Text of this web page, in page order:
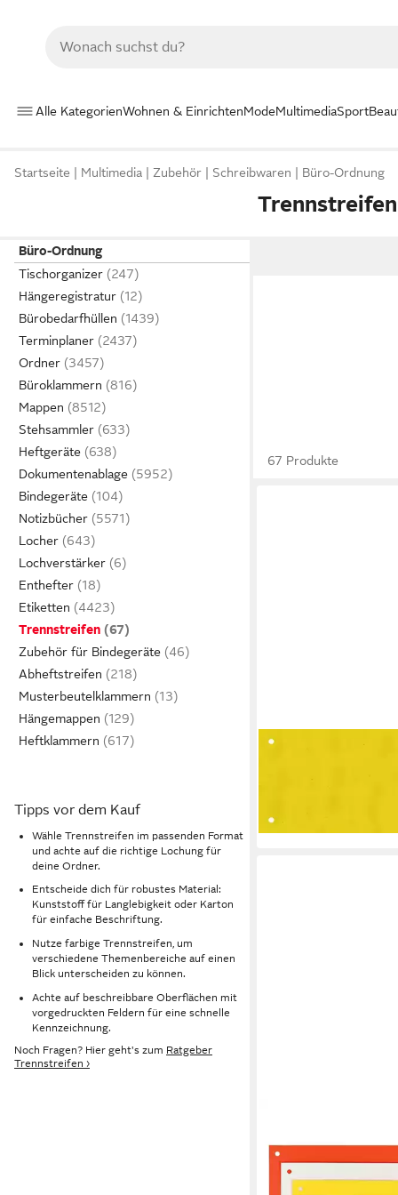
Alle KategorienWohnen & EinrichtenModeMultimediaSport
Startseite Multimedia Zubehör Schreibwaren Büro-Ordnung
Trennstreifen
Büro-Ordnung
Tischorganizer
Hängeregistratur
Bürobedarfhüllen
Terminplaner
Ordner
Büroklammern
Mappen
Stehsammler
Heftgeräte
Dokumentenablage
Bindegeräte
Notizbücher
Locher
Lochverstärker
Enthefter
Etiketten
Trennstreifen
Zubehör für Bindegeräte
Abheftstreifen
Musterbeutelklammern
Hängemappen
Heftklammern
Tipps vor dem Kauf
Wähle Trennstreifen im passenden Format
und achte auf die richtige Lochung für
deine Ordner.
Entscheide dich für robustes Material:
Kunststoff für Langlebigkeit oder Karton
für einfache Beschriftung.
Nutze farbige Trennstreifen, um
verschiedene Themenbereiche auf einen
Blick unterscheiden zu können.
Achte auf beschreibbare Oberflächen mit
vorgedruckten Feldern für eine schnelle
Kennzeichnung.
Noch Fragen? Hier geht's zum Ratgeber
Trennstreifen ›
67 Produkte
BRUNNEN
Trennstreifen
in 4-5 Werktagen bei dir
8,65 €
in 8-10 Werktagen bei dir